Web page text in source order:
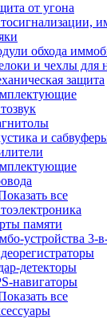
от угона
обхода
и чехлы для
защита
и
все
памяти
устройства 3-
детекторы
навигаторы
все